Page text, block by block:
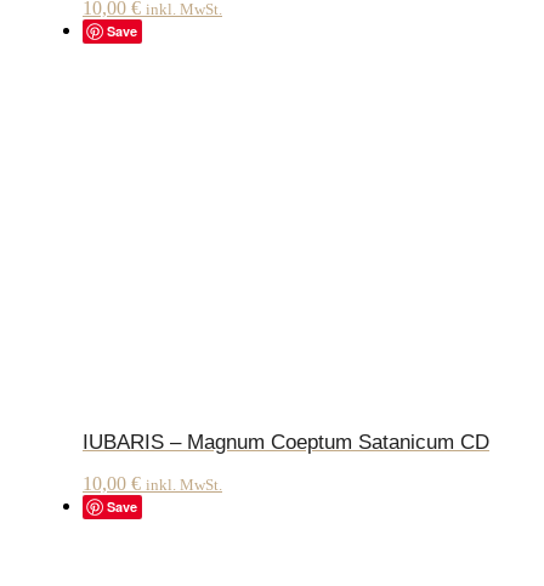
10,00 € inkl. MwSt.
Save
IUBARIS – Magnum Coeptum Satanicum CD
10,00 € inkl. MwSt.
Save